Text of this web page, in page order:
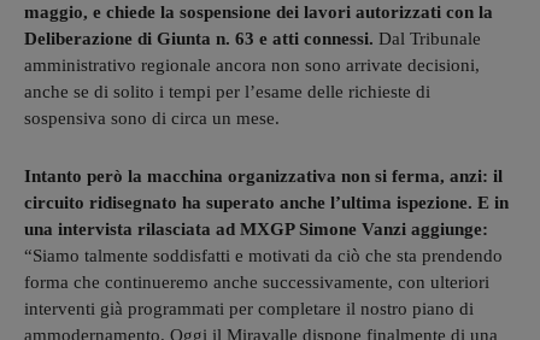
maggio, e chiede la sospensione dei lavori autorizzati con la
Deliberazione di Giunta n. 63 e atti connessi. Dal Tribunale
amministrativo regionale ancora non sono arrivate decisioni,
anche se di solito i tempi per l’esame delle richieste di
sospensiva sono di circa un mese.
Intanto però la macchina organizzativa non si ferma, anzi: il
circuito ridisegnato ha superato anche l’ultima ispezione. E in
una intervista rilasciata ad MXGP Simone Vanzi aggiunge:
“Siamo talmente soddisfatti e motivati da ciò che sta prendendo
forma che continueremo anche successivamente, con ulteriori
interventi già programmati per completare il nostro piano di
ammodernamento. Oggi il Miravalle dispone finalmente di una